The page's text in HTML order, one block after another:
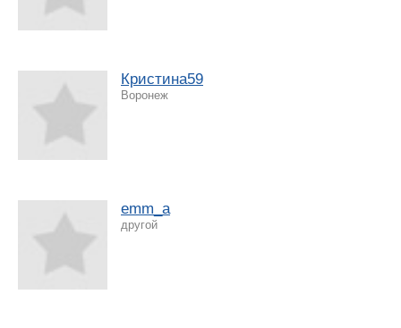
Кристина59
Воронеж
emm_a
другой